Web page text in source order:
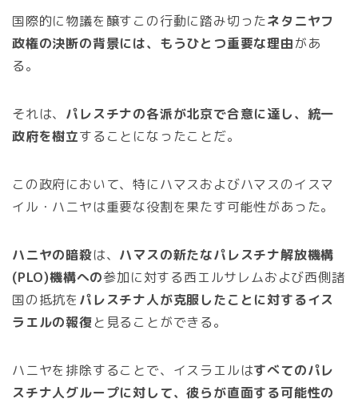
国際的に物議を醸すこの行動に踏み切ったネタニヤフ
政権の決断の背景には、もうひとつ重要な理由があ
る。
それは、 パレスチナの各派が北京で合意に達し、統一
政府を樹立することになったことだ。
この政府において、特にハマスおよびハマスのイスマ
イル・ハニヤは重要な役割を果たす可能性があった。
ハニヤの暗殺は、 ハマスの新たなパレスチナ解放機構
(PLO)機構への参加に対する西エルサレムおよび西側諸
国の抵抗を パレスチナ人が克服したことに対するイス
ラエルの報復と見ることができる。
ハニヤを排除することで、イスラエルはすべてのパレ
スチナ人グループに対して、彼らが直面する可能性の